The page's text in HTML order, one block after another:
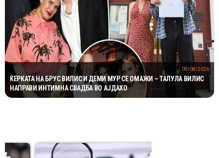
ЌЕРКАТА НА БРУС ВИЛИС И ДЕМИ МУР СЕ ОМАЖИ – ТАЛУЛА ВИЛИС
НАПРАВИ ИНТИМНА СВАДБА ВО АЈДАХО
09/08/2026